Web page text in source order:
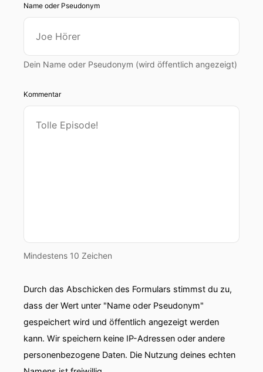
00:00:36: Ich stelle dir Wettbewerber vor, bei
denen du gewinnen kannst – und sogar ein
Wettbetrieb, der eine Million Euro ausschüttet.
00:00:53: Ein Event hinweisen eigener Sache.
00:01:06: Wir zeigen dir wie Du Deine
Zeitdrucks.
00:01:11: Die Link zu der Anmeldung findest Du
in den Schoenlots.
00:01:15: Nun geht's aber los mit dem vor Ort.
Name oder Pseudonym
Dein Name oder Pseudonym (wird öffentlich angezeigt)
Kommentar
Mindestens 10 Zeichen
Durch das Abschicken des Formulars stimmst du zu,
dass der Wert unter "Name oder Pseudonym"
gespeichert wird und öffentlich angezeigt werden
kann. Wir speichern keine IP-Adressen oder andere
personenbezogene Daten. Die Nutzung deines echten